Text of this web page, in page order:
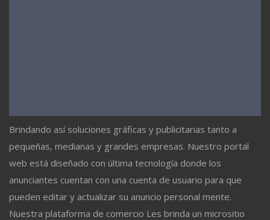
Brindando así soluciones gráficas y publicitarias tanto a
pequeñas, medianas y grandes empresas. Nuestro portal
web está diseñado con última tecnología donde los
anunciantes cuentan con una cuenta de usuario para que
pueden editar y actualizar su anuncio personal mente.
Nuestra plataforma de comercio Les brinda un micrositio